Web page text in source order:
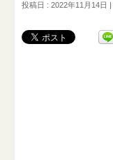
投稿日 : 2022年11月14日